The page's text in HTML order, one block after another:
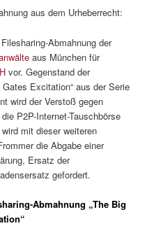
aus dem Urheberrecht:
Abmahnung der
aus München für
vor. Gegenstand der
Excitation“ aus der Serie
wird der Verstoß gegen
P2P-Internet-Tauschbörse
mit dieser weiteren
die Abgabe einer
Ersatz der
gefordert.
Abmahnung „The Big